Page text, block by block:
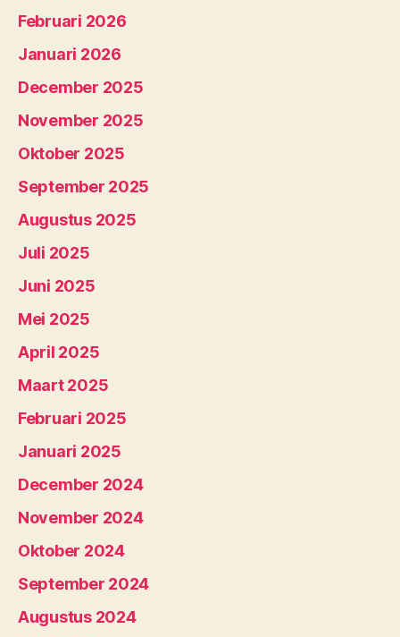
Februari 2026
Januari 2026
December 2025
November 2025
Oktober 2025
September 2025
Augustus 2025
Juli 2025
Juni 2025
Mei 2025
April 2025
Maart 2025
Februari 2025
Januari 2025
December 2024
November 2024
Oktober 2024
September 2024
Augustus 2024